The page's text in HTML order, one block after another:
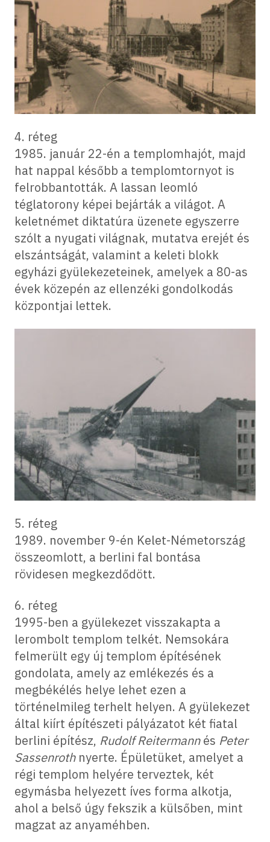
4. réteg
1985. január 22-én a templomhajót, majd
hat nappal később a templomtornyot is
felrobbantották. A lassan leomló
téglatorony képei bejárták a világot. A
keletnémet diktatúra üzenete egyszerre
szólt a nyugati világnak, mutatva erejét és
elszántságát, valamint a keleti blokk
egyházi gyülekezeteinek, amelyek a 80-as
évek közepén az ellenzéki gondolkodás
központjai lettek.
5. réteg
1989. november 9-én Kelet-Németország
összeomlott, a berlini fal bontása
rövidesen megkezdődött.
6. réteg
1995-ben a gyülekezet visszakapta a
lerombolt templom telkét. Nemsokára
felmerült egy új templom építésének
gondolata, amely az emlékezés és a
megbékélés helye lehet ezen a
történelmileg terhelt helyen. A gyülekezet
által kiírt építészeti pályázatot két fiatal
berlini építész, Rudolf Reitermannés Peter
Sassenrothnyerte. Épületüket, amelyet a
régi templom helyére terveztek, két
egymásba helyezett íves forma alkotja,
ahol a belső úgy fekszik a külsőben, mint
magzat az anyaméhben.